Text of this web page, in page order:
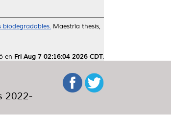
Maestría thesis,
en Fri Aug 7 02:16:04 2026 CDT.
2022-